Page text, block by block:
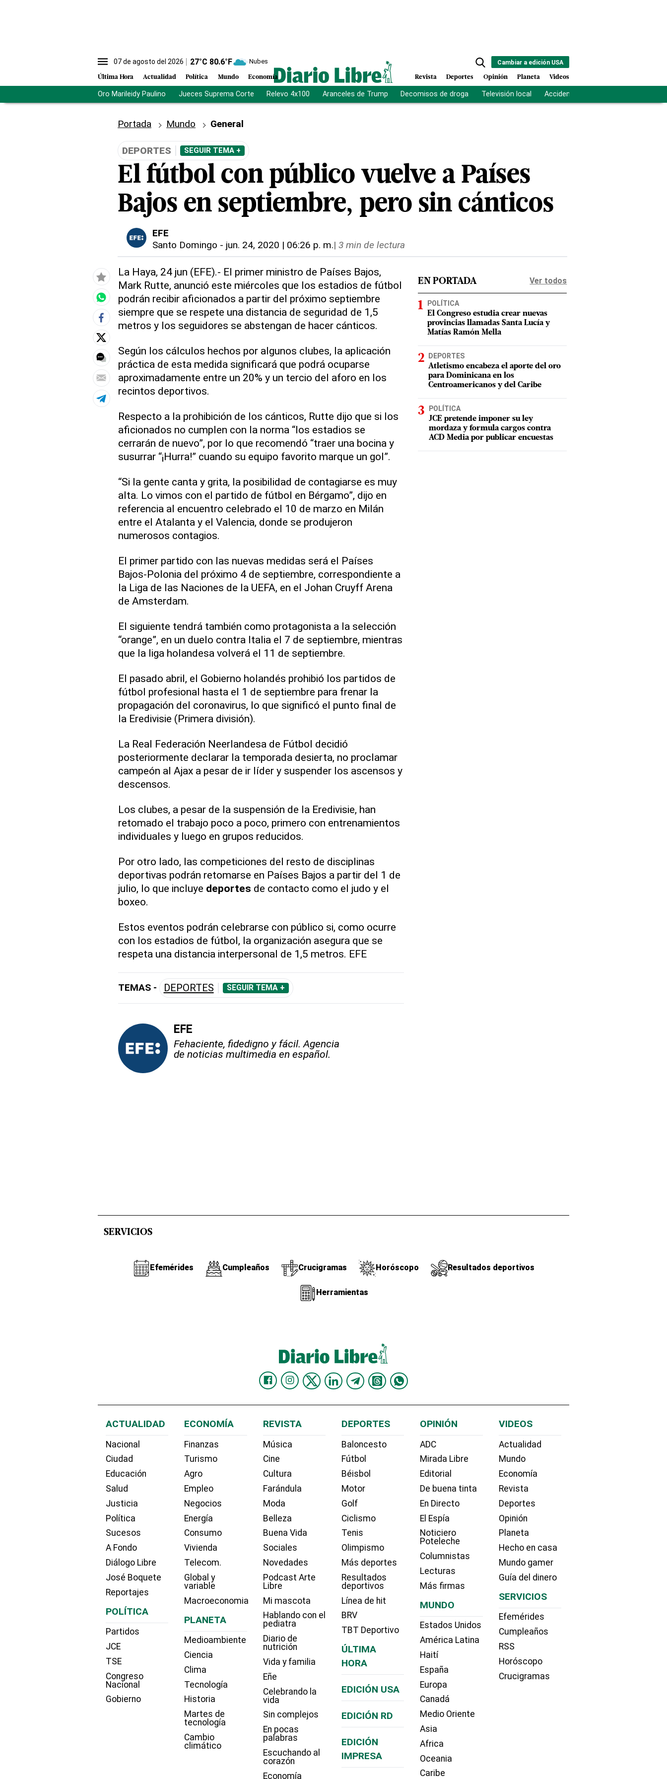
07 de agosto del 2026 27°C 80.6°F Nubes
Última Hora Actualidad Política Mundo Economía
Cambiar a edición USA
Revista Deportes Opinión Planeta Videos
Oro Marileidy Paulino Jueces Suprema Corte Relevo 4x100 Aranceles de Trump Decomisos de droga Televisión local Accidente Los Ríos
Portada Mundo General
DEPORTES SEGUIR TEMA +
El fútbol con público vuelve a Países
Bajos en septiembre, pero sin cánticos
EFE
Santo Domingo - jun. 24, 2020 | 06:26 p. m.| 3 min de lectura
La Haya, 24 jun (EFE).- El primer ministro de Países Bajos,
Mark Rutte, anunció este miércoles que los estadios de fútbol
podrán recibir aficionados a partir del próximo septiembre
siempre que se respete una distancia de seguridad de 1,5
metros y los seguidores se abstengan de hacer cánticos.
Según los cálculos hechos por algunos clubes, la aplicación
práctica de esta medida significará que podrá ocuparse
aproximadamente entre un 20% y un tercio del aforo en los
recintos deportivos.
Respecto a la prohibición de los cánticos, Rutte dijo que si los
aficionados no cumplen con la norma “los estadios se
cerrarán de nuevo”, por lo que recomendó “traer una bocina y
susurrar “¡Hurra!” cuando su equipo favorito marque un gol”.
“Si la gente canta y grita, la posibilidad de contagiarse es muy
alta. Lo vimos con el partido de fútbol en Bérgamo”, dijo en
referencia al encuentro celebrado el 10 de marzo en Milán
entre el Atalanta y el Valencia, donde se produjeron
numerosos contagios.
El primer partido con las nuevas medidas será el Países
Bajos-Polonia del próximo 4 de septiembre, correspondiente a
la Liga de las Naciones de la UEFA, en el Johan Cruyff Arena
de Amsterdam.
El siguiente tendrá también como protagonista a la selección
“orange”, en un duelo contra Italia el 7 de septiembre, mientras
que la liga holandesa volverá el 11 de septiembre.
El pasado abril, el Gobierno holandés prohibió los partidos de
fútbol profesional hasta el 1 de septiembre para frenar la
propagación del coronavirus, lo que significó el punto final de
la Eredivisie (Primera división).
La Real Federación Neerlandesa de Fútbol decidió
posteriormente declarar la temporada desierta, no proclamar
campeón al Ajax a pesar de ir líder y suspender los ascensos y
descensos.
Los clubes, a pesar de la suspensión de la Eredivisie, han
retomado el trabajo poco a poco, primero con entrenamientos
individuales y luego en grupos reducidos.
Por otro lado, las competiciones del resto de disciplinas
deportivas podrán retomarse en Países Bajos a partir del 1 de
julio, lo que incluye deportes de contacto como el judo y el
boxeo.
Estos eventos podrán celebrarse con público si, como ocurre
con los estadios de fútbol, la organización asegura que se
respeta una distancia interpersonal de 1,5 metros. EFE
TEMAS - DEPORTES SEGUIR TEMA +
EFE
Fehaciente, fidedigno y fácil. Agencia
de noticias multimedia en español.
EN PORTADA Ver todos
POLÍTICA
El Congreso estudia crear nuevas
provincias llamadas Santa Lucía y
Matías Ramón Mella
DEPORTES
Atletismo encabeza el aporte del oro
para Dominicana en los
Centroamericanos y del Caribe
POLÍTICA
JCE pretende imponer su ley
mordaza y formula cargos contra
ACD Media por publicar encuestas
SERVICIOS
Efemérides Cumpleaños Crucigramas Horóscopo Resultados deportivos
Herramientas
ACTUALIDAD
Nacional
Ciudad
Educación
Salud
Justicia
Política
Sucesos
A Fondo
Diálogo Libre
José Boquete
Reportajes
POLÍTICA
Partidos
JCE
TSE
Congreso
Nacional
Gobierno
ECONOMÍA
Finanzas
Turismo
Agro
Empleo
Negocios
Energía
Consumo
Vivienda
Telecom.
Global y
variable
Macroeconomia
PLANETA
Medioambiente
Ciencia
Clima
Tecnología
Historia
Martes de
tecnología
Cambio
climático
REVISTA
Música
Cine
Cultura
Farándula
Moda
Belleza
Buena Vida
Sociales
Novedades
Podcast Arte
Libre
Mi mascota
Hablando con el
pediatra
Diario de
nutrición
Vida y familia
Eñe
Celebrando la
vida
Sin complejos
En pocas
palabras
Escuchando al
corazón
Economía
DEPORTES
Baloncesto
Fútbol
Béisbol
Motor
Golf
Ciclismo
Tenis
Olimpismo
Más deportes
Resultados
deportivos
Línea de hit
BRV
TBT Deportivo
ÚLTIMA
HORA
EDICIÓN USA
EDICIÓN RD
EDICIÓN
IMPRESA
OPINIÓN
ADC
Mirada Libre
Editorial
De buena tinta
En Directo
El Espía
Noticiero
Poteleche
Columnistas
Lecturas
Más firmas
MUNDO
Estados Unidos
América Latina
Haití
España
Europa
Canadá
Medio Oriente
Asia
Africa
Oceania
Caribe
VIDEOS
Actualidad
Mundo
Economía
Revista
Deportes
Opinión
Planeta
Hecho en casa
Mundo gamer
Guía del dinero
SERVICIOS
Efemérides
Cumpleaños
RSS
Horóscopo
Crucigramas